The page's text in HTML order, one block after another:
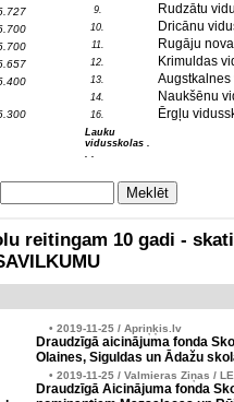
9. Rudzātu
10. Dricānu
11. Rugāju
12. Krimuldas
13.
14. Naukšēnu
16. Ērgļu
Lauku
vidusskolas .
. .
reitingam 10 gadi -
• 2019-11-25 / Apriņķis.lv
Draudzīgā aicinājuma fonda
Olaines, Siguldas un Ādažu
• 2019-11-25 / Valmieras Ziņas /
Draudzīgā Aicinājuma fonda